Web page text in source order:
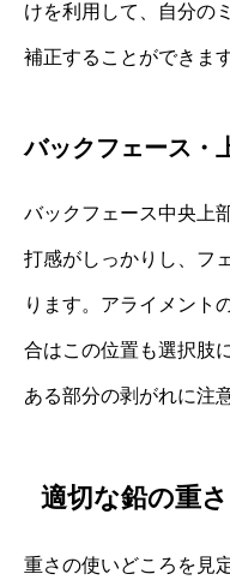
けを利用して、自分の
補正することができます
バックフェース・
バックフェース中央上
打感がしっかりし、フ
ります。アライメント
合はこの位置も選択肢
ある部分の剥がれに注
適切な鉛の重
重さの使いどころを見